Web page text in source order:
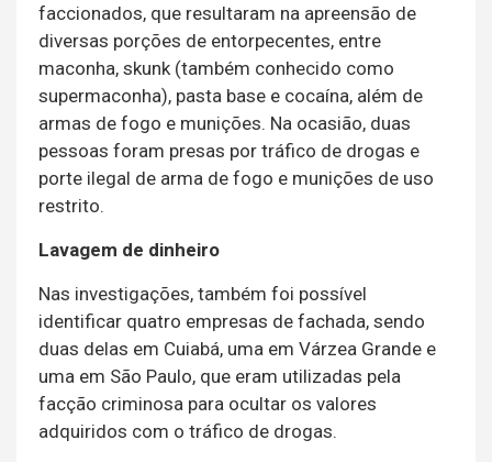
faccionados, que resultaram na apreensão de
diversas porções de entorpecentes, entre
maconha, skunk (também conhecido como
supermaconha), pasta base e cocaína, além de
armas de fogo e munições. Na ocasião, duas
pessoas foram presas por tráfico de drogas e
porte ilegal de arma de fogo e munições de uso
restrito.
Lavagem de dinheiro
Nas investigações, também foi possível
identificar quatro empresas de fachada, sendo
duas delas em Cuiabá, uma em Várzea Grande e
uma em São Paulo, que eram utilizadas pela
facção criminosa para ocultar os valores
adquiridos com o tráfico de drogas.